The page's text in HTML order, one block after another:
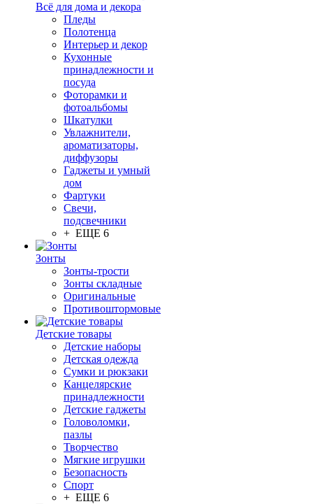
Всё для дома и декора
Пледы
Полотенца
Интерьер и декор
Кухонные
принадлежности и
посуда
Фоторамки и
фотоальбомы
Шкатулки
Увлажнители,
ароматизаторы,
диффузоры
Гаджеты и умный
дом
Фартуки
Свечи,
подсвечники
+ ЕЩЕ 6
Зонты
Зонты-трости
Зонты складные
Оригинальные
Противоштормовые
Детские товары
Детские наборы
Детская одежда
Сумки и рюкзаки
Канцелярские
принадлежности
Детские гаджеты
Головоломки,
пазлы
Творчество
Мягкие игрушки
Безопасность
Спорт
+ ЕЩЕ 6